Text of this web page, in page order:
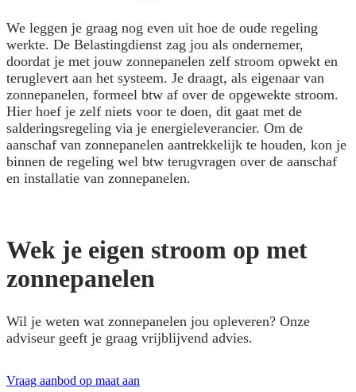
We leggen je graag nog even uit hoe de oude regeling
werkte. De Belastingdienst zag jou als ondernemer,
doordat je met jouw zonnepanelen zelf stroom opwekt en
teruglevert aan het systeem. Je draagt, als eigenaar van
zonnepanelen, formeel btw af over de opgewekte stroom.
Hier hoef je zelf niets voor te doen, dit gaat met de
salderingsregeling via je energieleverancier. Om de
aanschaf van zonnepanelen aantrekkelijk te houden, kon je
binnen de regeling wel btw terugvragen over de aanschaf
en installatie van zonnepanelen.
Wek je eigen stroom op met
zonnepanelen
Wil je weten wat zonnepanelen jou opleveren? Onze
adviseur geeft je graag vrijblijvend advies.
Vraag aanbod op maat aan